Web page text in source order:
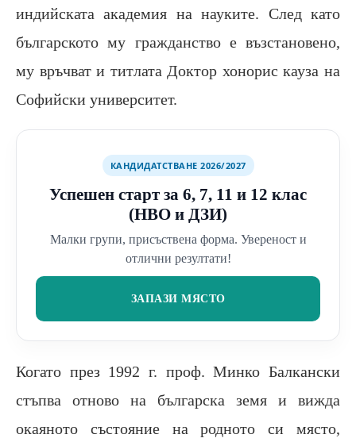
индийската академия на науките. След като
българското му гражданство е възстановено,
му връчват и титлата Доктор хонорис кауза на
Софийски университет.
КАНДИДАТСТВАНЕ 2026/2027
Успешен старт за 6, 7, 11 и 12 клас
(НВО и ДЗИ)
Малки групи, присъствена форма. Увереност и
отлични резултати!
ЗАПАЗИ МЯСТО
Когато през 1992 г. проф. Минко Балкански
стъпва отново на българска земя и вижда
окаяното състояние на родното си място,